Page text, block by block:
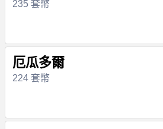
235 套幣
厄瓜多爾
224 套幣